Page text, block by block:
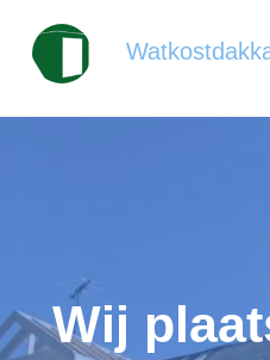
Wij